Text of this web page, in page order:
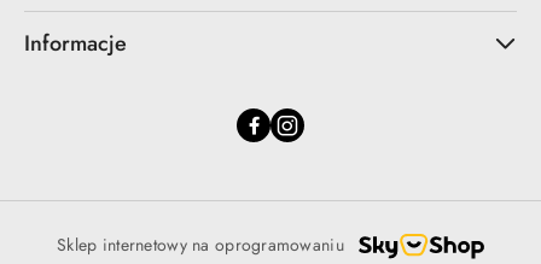
Informacje
Sklep internetowy na oprogramowaniu